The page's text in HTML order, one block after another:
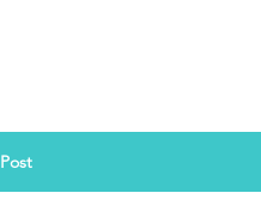
Post